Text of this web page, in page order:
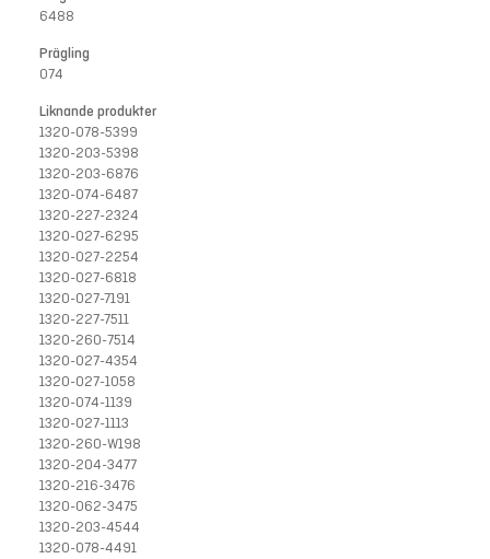
6488
Prägling
074
Liknande produkter
1320-078-5399
1320-203-5398
1320-203-6876
1320-074-6487
1320-227-2324
1320-027-6295
1320-027-2254
1320-027-6818
1320-027-7191
1320-227-7511
1320-260-7514
1320-027-4354
1320-027-1058
1320-074-1139
1320-027-1113
1320-260-W198
1320-204-3477
1320-216-3476
1320-062-3475
1320-203-4544
1320-078-4491